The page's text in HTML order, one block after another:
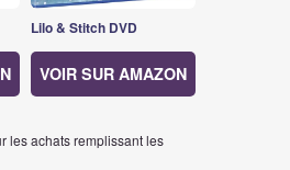
Lilo & Stitch DVD
VOIR SUR AMAZON
les achats remplissant les